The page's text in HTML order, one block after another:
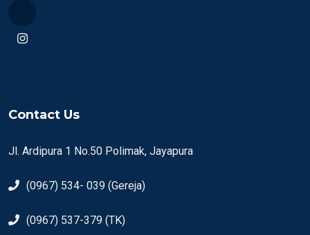
Contact Us
Jl. Ardipura 1 No.50 Polimak, Jayapura
(0967) 534- 039 (Gereja)
(0967) 537-379 (TK)